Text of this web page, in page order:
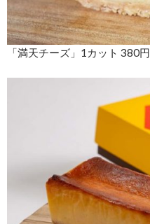
「満天チーズ」1カット 380